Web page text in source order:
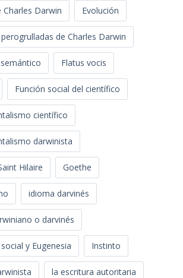
Charles Darwin Evolución
de Charles Darwin
Flatus vocis
Función social del científico
científico
darwinista
Hilaire Goethe
idioma darvinés
o darvinés
y Eugenesia Instinto
la escritura autoritaria